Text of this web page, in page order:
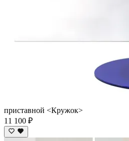
приставной <Кружок>
11 100 ₽